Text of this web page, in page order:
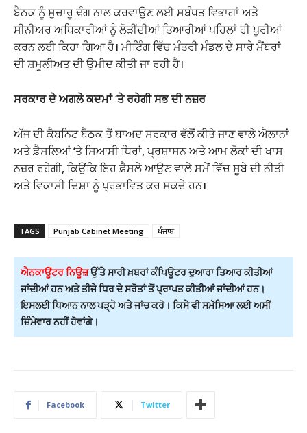
ਬੈਠਕ ਨੂੰ ਸੁਚਾਰੂ ਢੰਗ ਨਾਲ ਕਰਵਾਉਣ ਲਈ ਸਬੰਧਤ ਵਿਭਾਗਾਂ ਅਤੇ
ਸੀਨੀਅਰ ਅਧਿਕਾਰੀਆਂ ਨੂੰ ਲੋੜੀਂਦੀਆਂ ਤਿਆਰੀਆਂ ਪਹਿਲਾਂ ਹੀ ਪੂਰੀਆਂ
ਕਰਨ ਲਈ ਕਿਹਾ ਗਿਆ ਹੈ। ਮੀਟਿੰਗ ਵਿੱਚ ਮੰਤਰੀ ਮੰਡਲ ਦੇ ਸਾਰੇ ਮੈਂਬਰਾਂ
ਦੀ ਸ਼ਮੂਲੀਅਤ ਦੀ ਉਮੀਦ ਕੀਤੀ ਜਾ ਰਹੀ ਹੈ।
ਸਰਕਾਰ ਦੇ ਅਗਲੇ ਕਦਮਾਂ ‘ਤੇ ਰਹੇਗੀ ਸਭ ਦੀ ਨਜ਼ਰ
ਅੱਜ ਦੀ ਕੈਬਨਿਟ ਬੈਠਕ ਤੋਂ ਬਾਅਦ ਸਰਕਾਰ ਵੱਲੋਂ ਕੀਤੇ ਜਾਣ ਵਾਲੇ ਐਲਾਨਾਂ
ਅਤੇ ਫ਼ੈਸਲਿਆਂ ‘ਤੇ ਸਿਆਸੀ ਧਿਰਾਂ, ਪ੍ਰਸ਼ਾਸਨ ਅਤੇ ਆਮ ਲੋਕਾਂ ਦੀ ਖਾਸ
ਨਜ਼ਰ ਰਹੇਗੀ, ਕਿਉਂਕਿ ਇਹ ਫ਼ੈਸਲੇ ਆਉਣ ਵਾਲੇ ਸਮੇਂ ਵਿੱਚ ਸੂਬੇ ਦੀ ਨੀਤੀ
ਅਤੇ ਵਿਕਾਸੀ ਦਿਸ਼ਾ ਨੂੰ ਪ੍ਰਭਾਵਿਤ ਕਰ ਸਕਦੇ ਹਨ।
TAGS Punjab Cabinet Meeting ਪੰਜਾਬ
ਐਨਕਾਊਂਟਰ ਨਿਊਜ਼ਉੱਤੇ ਸਾਰੀ ਖ਼ਬਰਾਂ ਕੰਪਿਊਟਰ ਦੁਆਰਾ ਤਿਆਰ ਕੀਤੀਆਂ
ਜਾਂਦੀਆਂ ਹਨ ਅਤੇ ਤੀਜੇ ਧਿਰ ਦੇ ਸਰੋਤਾਂ ਤੋਂ ਪ੍ਰਾਪਤ ਕੀਤੀਆਂ ਜਾਂਦੀਆਂ ਹਨ।
ਇਸਲਈ ਧਿਆਨ ਨਾਲ ਪੜ੍ਹੋ ਅਤੇ ਜਾਂਚ ਕਰੋ। ਕਿਸੇ ਵੀ ਸਮੱਸਿਆ ਲਈ ਅਸੀਂ
ਜ਼ਿੰਮੇਵਾਰ ਨਹੀਂ ਹੋਵਾਂਗੇ।
Facebook Twitter